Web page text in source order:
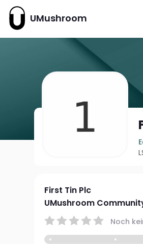
UMushroom
First Tin Plc
UMushroom
Noch